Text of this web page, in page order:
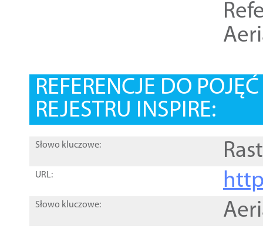
REFERENCJE DO
REJESTRU INSPIRE:
Słowo kluczowe:
URL:
Słowo kluczowe: